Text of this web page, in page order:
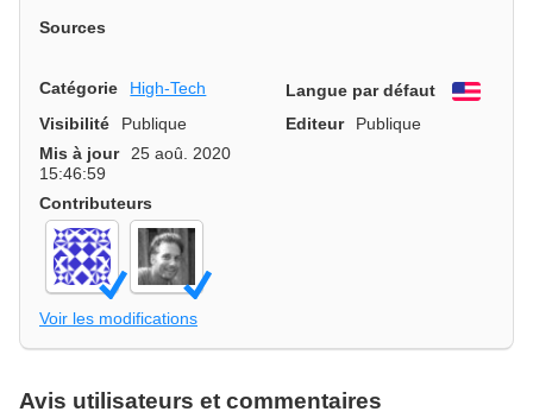
Sources
Catégorie High-Tech Langue par défaut
Visibilité
Publique Editeur
Publique
Mis à jour
25 aoû. 2020
15:46:59
Contributeurs
Voir les modifications
Avis utilisateurs et commentaires